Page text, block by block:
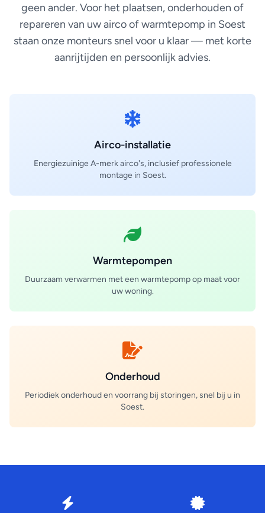
geen ander. Voor het plaatsen, onderhouden of
repareren van uw airco of warmtepomp in Soest
staan onze monteurs snel voor u klaar — met korte
aanrijtijden en persoonlijk advies.
Airco-installatie
Energiezuinige A-merk airco's, inclusief professionele
montage in Soest.
Warmtepompen
Duurzaam verwarmen met een warmtepomp op maat voor
uw woning.
Onderhoud
Periodiek onderhoud en voorrang bij storingen, snel bij u in
Soest.